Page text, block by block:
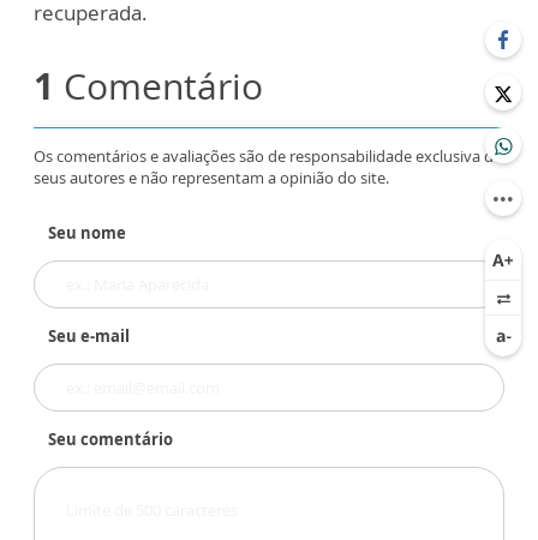
recuperada.
1 Comentário
Os comentários e avaliações são de responsabilidade exclusiva de
seus autores e não representam a opinião do site.
Seu nome
Seu e-mail
Seu comentário